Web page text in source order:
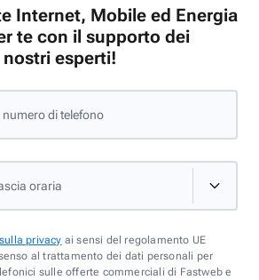
Internet, Mobile ed Energia
te con il supporto dei
nostri esperti!
numero di telefono
oraria
privacy ai sensi del regolamento UE
al trattamento dei dati personali per
sulle offerte commerciali di Fastweb e